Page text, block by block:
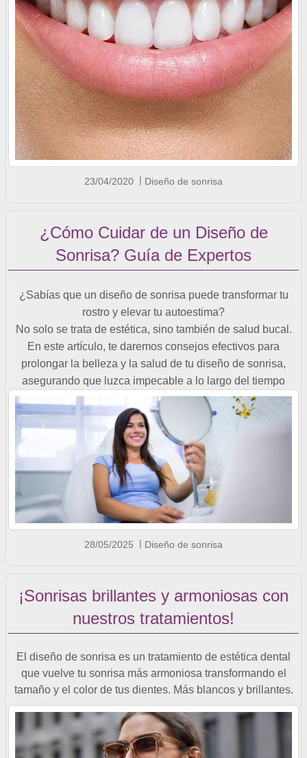
23/04/2020 Diseño de sonrisa
¿Cómo Cuidar de un Diseño de
Sonrisa? Guía de Expertos
¿Sabías que un diseño de sonrisa puede transformar tu
rostro y elevar tu autoestima?
No solo se trata de estética, sino también de salud bucal.
En este artículo, te daremos consejos efectivos para
prolongar la belleza y la salud de tu diseño de sonrisa,
asegurando que luzca impecable a lo largo del tiempo
28/05/2025 Diseño de sonrisa
¡Sonrisas brillantes y armoniosas con
nuestros tratamientos!
El diseño de sonrisa es un tratamiento de estética dental
que vuelve tu sonrisa más armoniosa transformando el
tamaño y el color de tus dientes. Más blancos y brillantes.